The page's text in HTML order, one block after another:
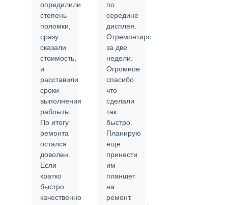
опредилили
степень
поломки,
сразу
сказали
стоимость,
и
расставили
сроки
выполнения
рабоыты.
По итогу
ремонта
остался
доволен.
Если
кратко
быстро
качественно
по
середине
дисплея.
Отремонтировали
за две
недели.
Огромное
спасибо
что
сделали
так
быстро.
Планирую
еще
принести
им
планшет
на
ремонт.